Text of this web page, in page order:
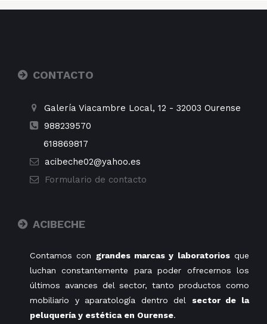
CONTACTO
Galería Viacambre Local, 12 - 32003 Ourense
988239570
618869817
acibeche02@yahoo.es
Formulario de contacto
ACIBECHE
Contamos con grandes marcas y laboratoriosque
luchan constantemente para poder ofrecernos los
últimos avances del sector, tanto productos como
mobiliario y aparatología dentro del sector de la
peluquería y estética en Ourense.